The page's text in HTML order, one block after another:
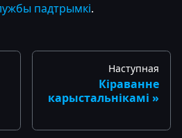
падтрымкі.
Наступная
Кіраванне
карыстальнікамі